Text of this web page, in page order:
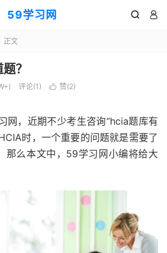
59学习网  
正文
？
评论(1)  赞(2)
网，近期不少考生咨询“hcia题库有
时，一个重要的问题就是需要了
那么本文中，59学习网小编将给大